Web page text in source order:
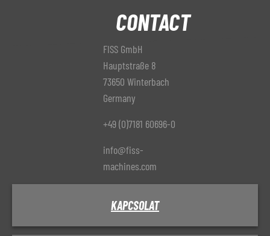
CONTACT
FISS GmbH
Hauptstraße 8
73650 Winterbach
Germany
+49 (0)7181 60696-0
info@fiss-
machines.com
KAPCSOLAT